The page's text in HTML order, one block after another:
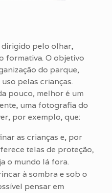
pelo olhar,
formativa. O objetivo
do parque,
pelas crianças.
pouco, melhor é um
uma fotografia do
por exemplo, que:
as crianças e, por
telas de proteção,
o mundo lá fora.
à sombra e sob o
pensar em